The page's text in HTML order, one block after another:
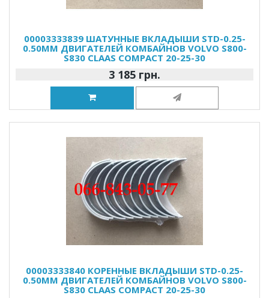
00003333839 ШАТУННЫЕ ВКЛАДЫШИ STD-0.25-
0.50MM ДВИГАТЕЛЕЙ КОМБАЙНОВ VOLVO S800-
S830 CLAAS COMPACT 20-25-30
3 185 грн.
00003333840 КОРЕННЫЕ ВКЛАДЫШИ STD-0.25-
0.50MM ДВИГАТЕЛЕЙ КОМБАЙНОВ VOLVO S800-
S830 CLAAS COMPACT 20-25-30